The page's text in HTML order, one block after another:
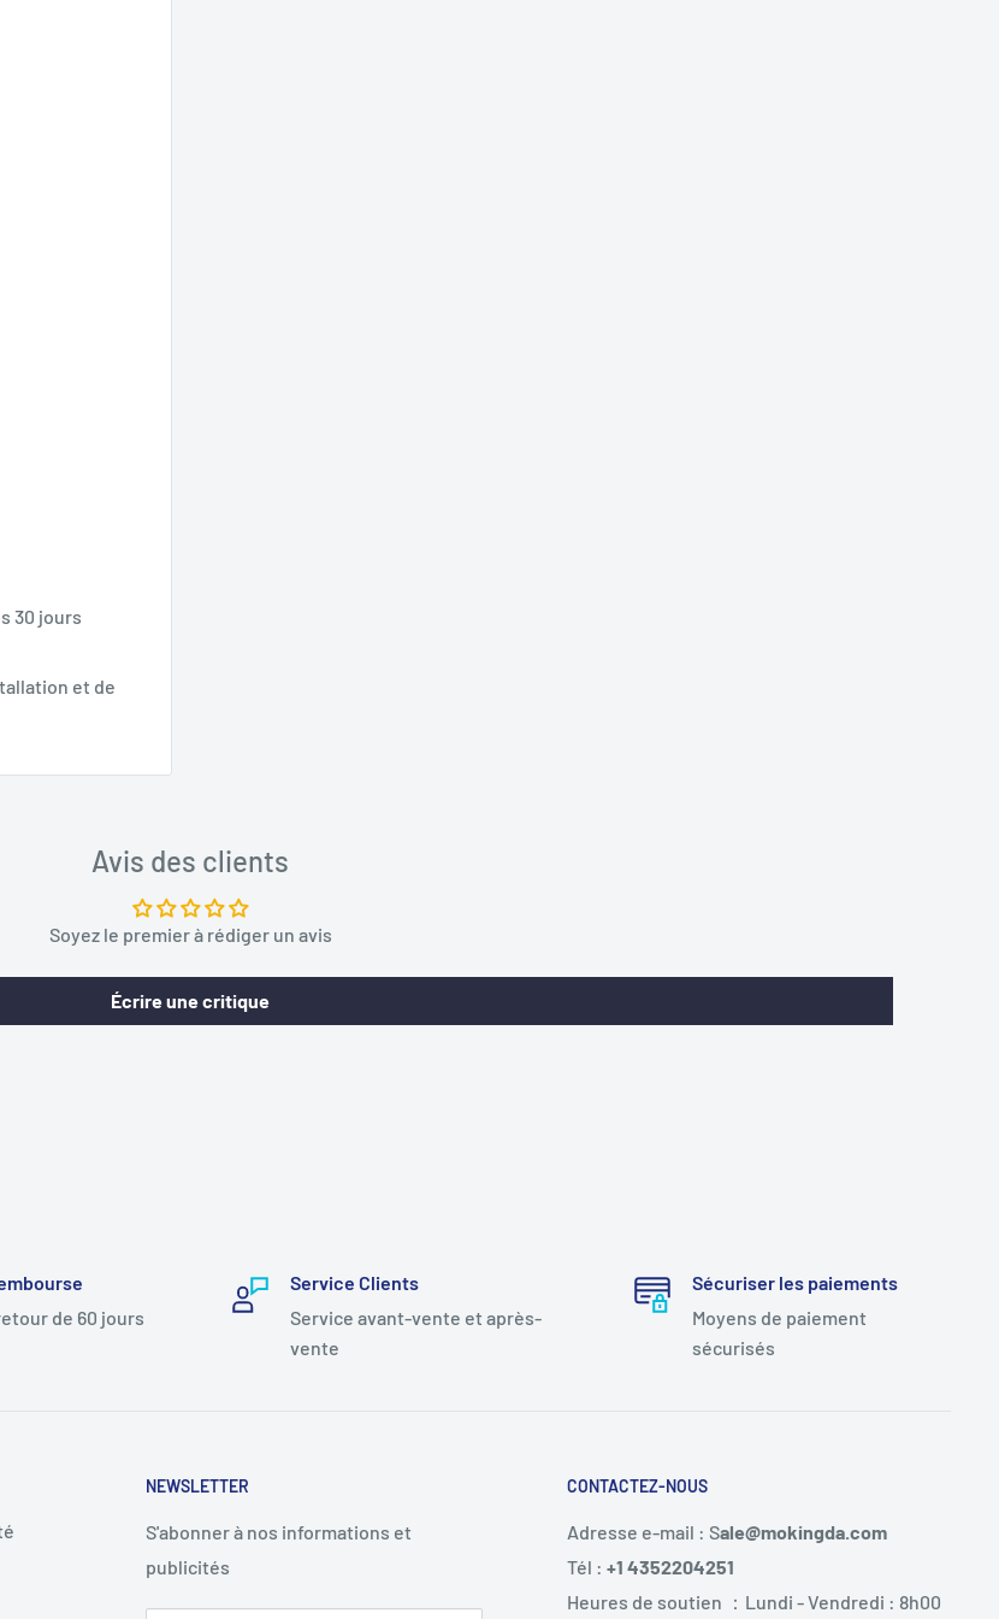
30 jours
et de
Avis des clients
Soyez le premier à rédiger un avis
Écrire une critique
de 60 jours
Service Clients
Service avant-vente et après-
vente
Sécuriser les paiements
Moyens de paiement
sécurisés
NEWSLETTER
S'abonner à nos informations et
publicités
CONTACTEZ-NOUS
Adresse e-mail : Sale@mokingda.com
Tél : +1 4352204251
Heures de soutien ：Lundi - Vendredi : 8h00